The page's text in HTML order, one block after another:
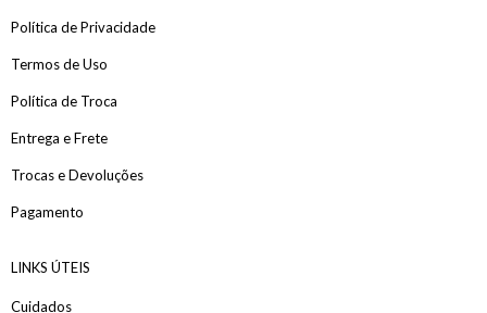
Política de Privacidade
Termos de Uso
Política de Troca
Entrega e Frete
Trocas e Devoluções
Pagamento
LINKS ÚTEIS
Cuidados